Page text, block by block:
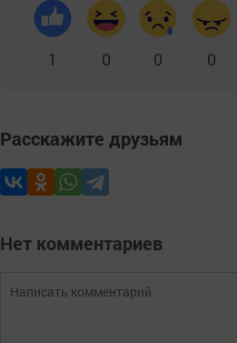
1 0 0 0
Расскажите друзьям
Нет комментариев